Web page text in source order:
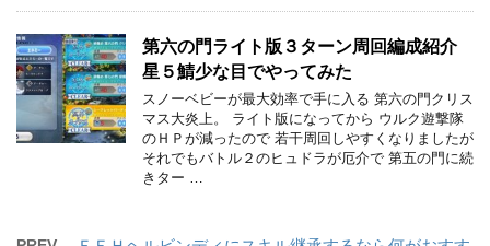
第六の門ライト版３ターン周回編成紹介
星５鯖少な目でやってみた
スノーベビーが最大効率で手に入る 第六の門クリス
マス大炎上。 ライト版になってから ウルク遊撃隊
のＨＰが減ったので 若干周回しやすくなりましたが
それでもバトル２のヒュドラが厄介で 第五の門に続
きター …